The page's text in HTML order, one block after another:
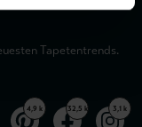
Tapetentrends.
4,9 k 32,5 k 3,1 k